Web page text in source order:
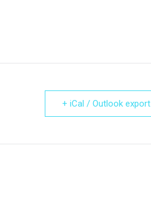
+ iCal / Outlook export